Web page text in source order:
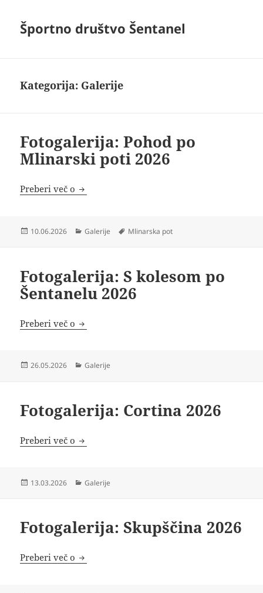
Športno društvo Šentanel
Kategorija: Galerije
Fotogalerija: Pohod po
Mlinarski poti 2026
Preberi več o Fotogalerija: Pohod po Mlinarski poti 2026
Objavljeno
10.06.2026 Kategorije
Galerije Oznake
Mlinarska pot
Fotogalerija: S kolesom po
Šentanelu 2026
Preberi več o Fotogalerija: S kolesom po Šentanelu 2026
Objavljeno
26.05.2026 Kategorije
Galerije
Fotogalerija: Cortina 2026
Preberi več o Fotogalerija: Cortina 2026
Objavljeno
13.03.2026 Kategorije
Galerije
Fotogalerija: Skupščina 2026
Preberi več o Fotogalerija: Skupščina 2026